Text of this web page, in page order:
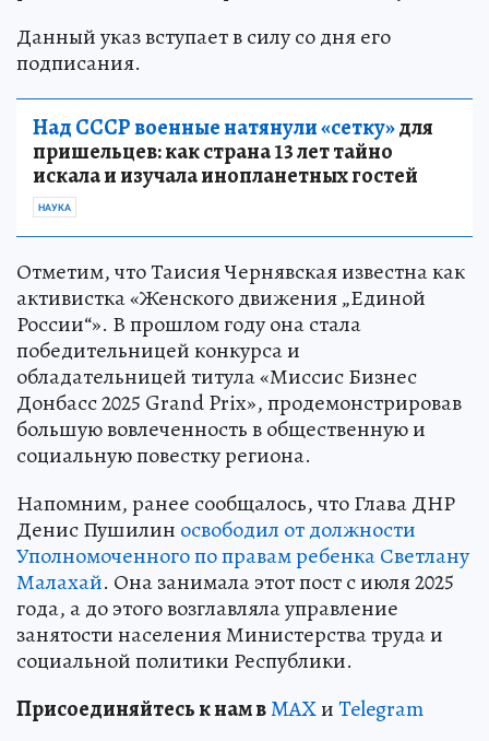
Данный указ вступает в силу со дня его
подписания.
Над СССР военные натянули «сетку»для
пришельцев: как страна 13 лет тайно
искала и изучала инопланетных гостей
НАУКА
Отметим, что Таисия Чернявская известна как
активистка «Женского движения „Единой
России“». В прошлом году она стала
победительницей конкурса и
обладательницей титула «Миссис Бизнес
Донбасс 2025 Grand Prix», продемонстрировав
большую вовлеченность в общественную и
социальную повестку региона.
Напомним, ранее сообщалось, что Глава ДНР
Денис Пушилин освободил от должности
Уполномоченного по правам ребенка Светлану
Малахай. Она занимала этот пост с июля 2025
года, а до этого возглавляла управление
занятости населения Министерства труда и
социальной политики Республики.
Присоединяйтесь к нам вMAXиTelegram